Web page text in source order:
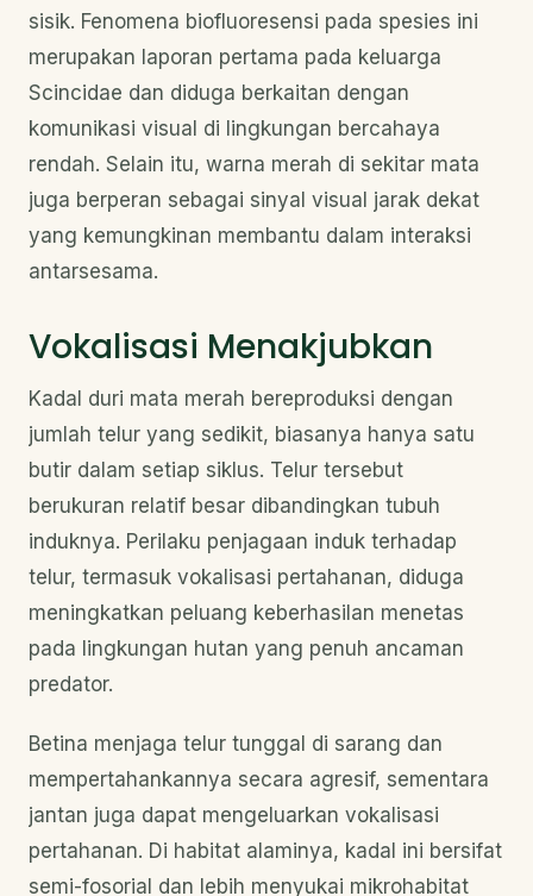
sisik. Fenomena biofluoresensi pada spesies ini
merupakan laporan pertama pada keluarga
Scincidae dan diduga berkaitan dengan
komunikasi visual di lingkungan bercahaya
rendah. Selain itu, warna merah di sekitar mata
juga berperan sebagai sinyal visual jarak dekat
yang kemungkinan membantu dalam interaksi
antarsesama.
Vokalisasi Menakjubkan
Kadal duri mata merah bereproduksi dengan
jumlah telur yang sedikit, biasanya hanya satu
butir dalam setiap siklus. Telur tersebut
berukuran relatif besar dibandingkan tubuh
induknya. Perilaku penjagaan induk terhadap
telur, termasuk vokalisasi pertahanan, diduga
meningkatkan peluang keberhasilan menetas
pada lingkungan hutan yang penuh ancaman
predator.
Betina menjaga telur tunggal di sarang dan
mempertahankannya secara agresif, sementara
jantan juga dapat mengeluarkan vokalisasi
pertahanan. Di habitat alaminya, kadal ini bersifat
semi-fosorial dan lebih menyukai mikrohabitat